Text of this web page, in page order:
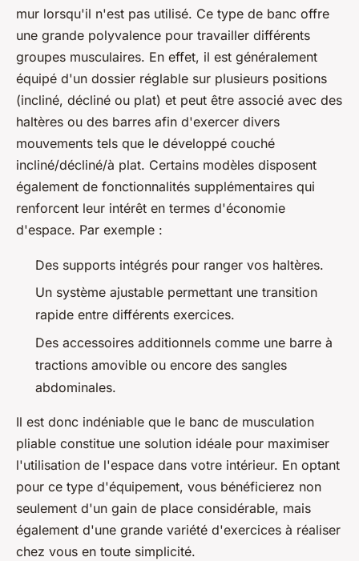
mur lorsqu'il n'est pas utilisé. Ce type de banc offre
une grande polyvalence pour travailler différents
groupes musculaires. En effet, il est généralement
équipé d'un dossier réglable sur plusieurs positions
(incliné, décliné ou plat) et peut être associé avec des
haltères ou des barres afin d'exercer divers
mouvements tels que le développé couché
incliné/décliné/à plat. Certains modèles disposent
également de fonctionnalités supplémentaires qui
renforcent leur intérêt en termes d'économie
d'espace. Par exemple :
Des supports intégrés pour ranger vos haltères.
Un système ajustable permettant une transition
rapide entre différents exercices.
Des accessoires additionnels comme une barre à
tractions amovible ou encore des sangles
abdominales.
Il est donc indéniable que le banc de musculation
pliable constitue une solution idéale pour maximiser
l'utilisation de l'espace dans votre intérieur. En optant
pour ce type d'équipement, vous bénéficierez non
seulement d'un gain de place considérable, mais
également d'une grande variété d'exercices à réaliser
chez vous en toute simplicité.